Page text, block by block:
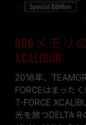
トしているかを
場合、メモリ
TEAMGROUP
囲内でテストさ
セッサの故障が
元のアフターサ
RGBメモリ
XCALIBUR
2018年、
FORCEはまった
T-FORCE
光を放つDELTA